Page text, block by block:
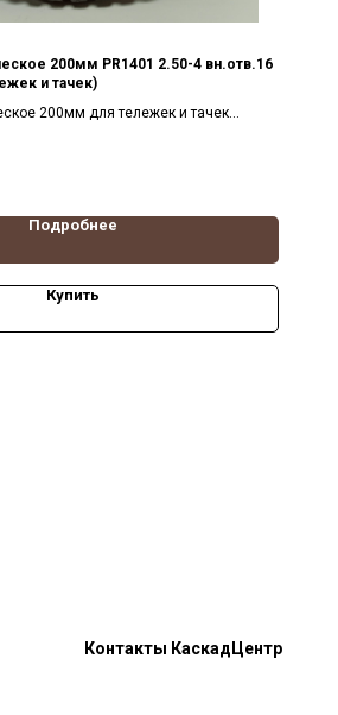
200мм PR1401 2.50-4 вн.отв.16
и тачек)
200мм для тележек и тачек
Подробнее
Купить
Контакты КаскадЦентр